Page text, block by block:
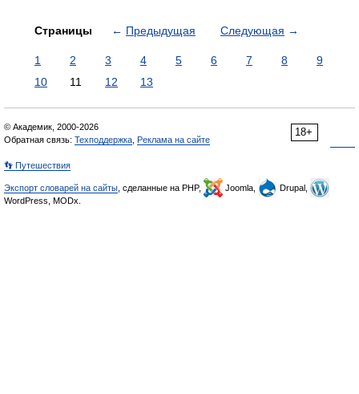
Страницы ← Предыдущая Следующая →
1 2 3 4 5 6 7 8
9
10
11 12 13
18+
© Академик, 2000-2026
Обратная связь: Техподдержка Реклама на сайте
👣 Путешествия
Экспорт словарей на сайты , сделанные на PHP, Joomla,
Drupal,
WordPress, MODx.